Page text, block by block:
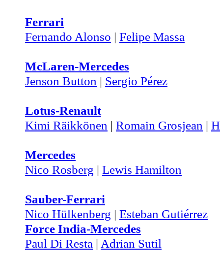
Ferrari
Fernando Alonso | Felipe Massa
McLaren-Mercedes
Jenson Button | Sergio Pérez
Lotus-Renault
Kimi Räikkönen | Romain Grosjean |
Mercedes
Nico Rosberg | Lewis Hamilton
Sauber-Ferrari
Nico Hülkenberg | Esteban Gutiérrez
Force India-Mercedes
Paul Di Resta | Adrian Sutil